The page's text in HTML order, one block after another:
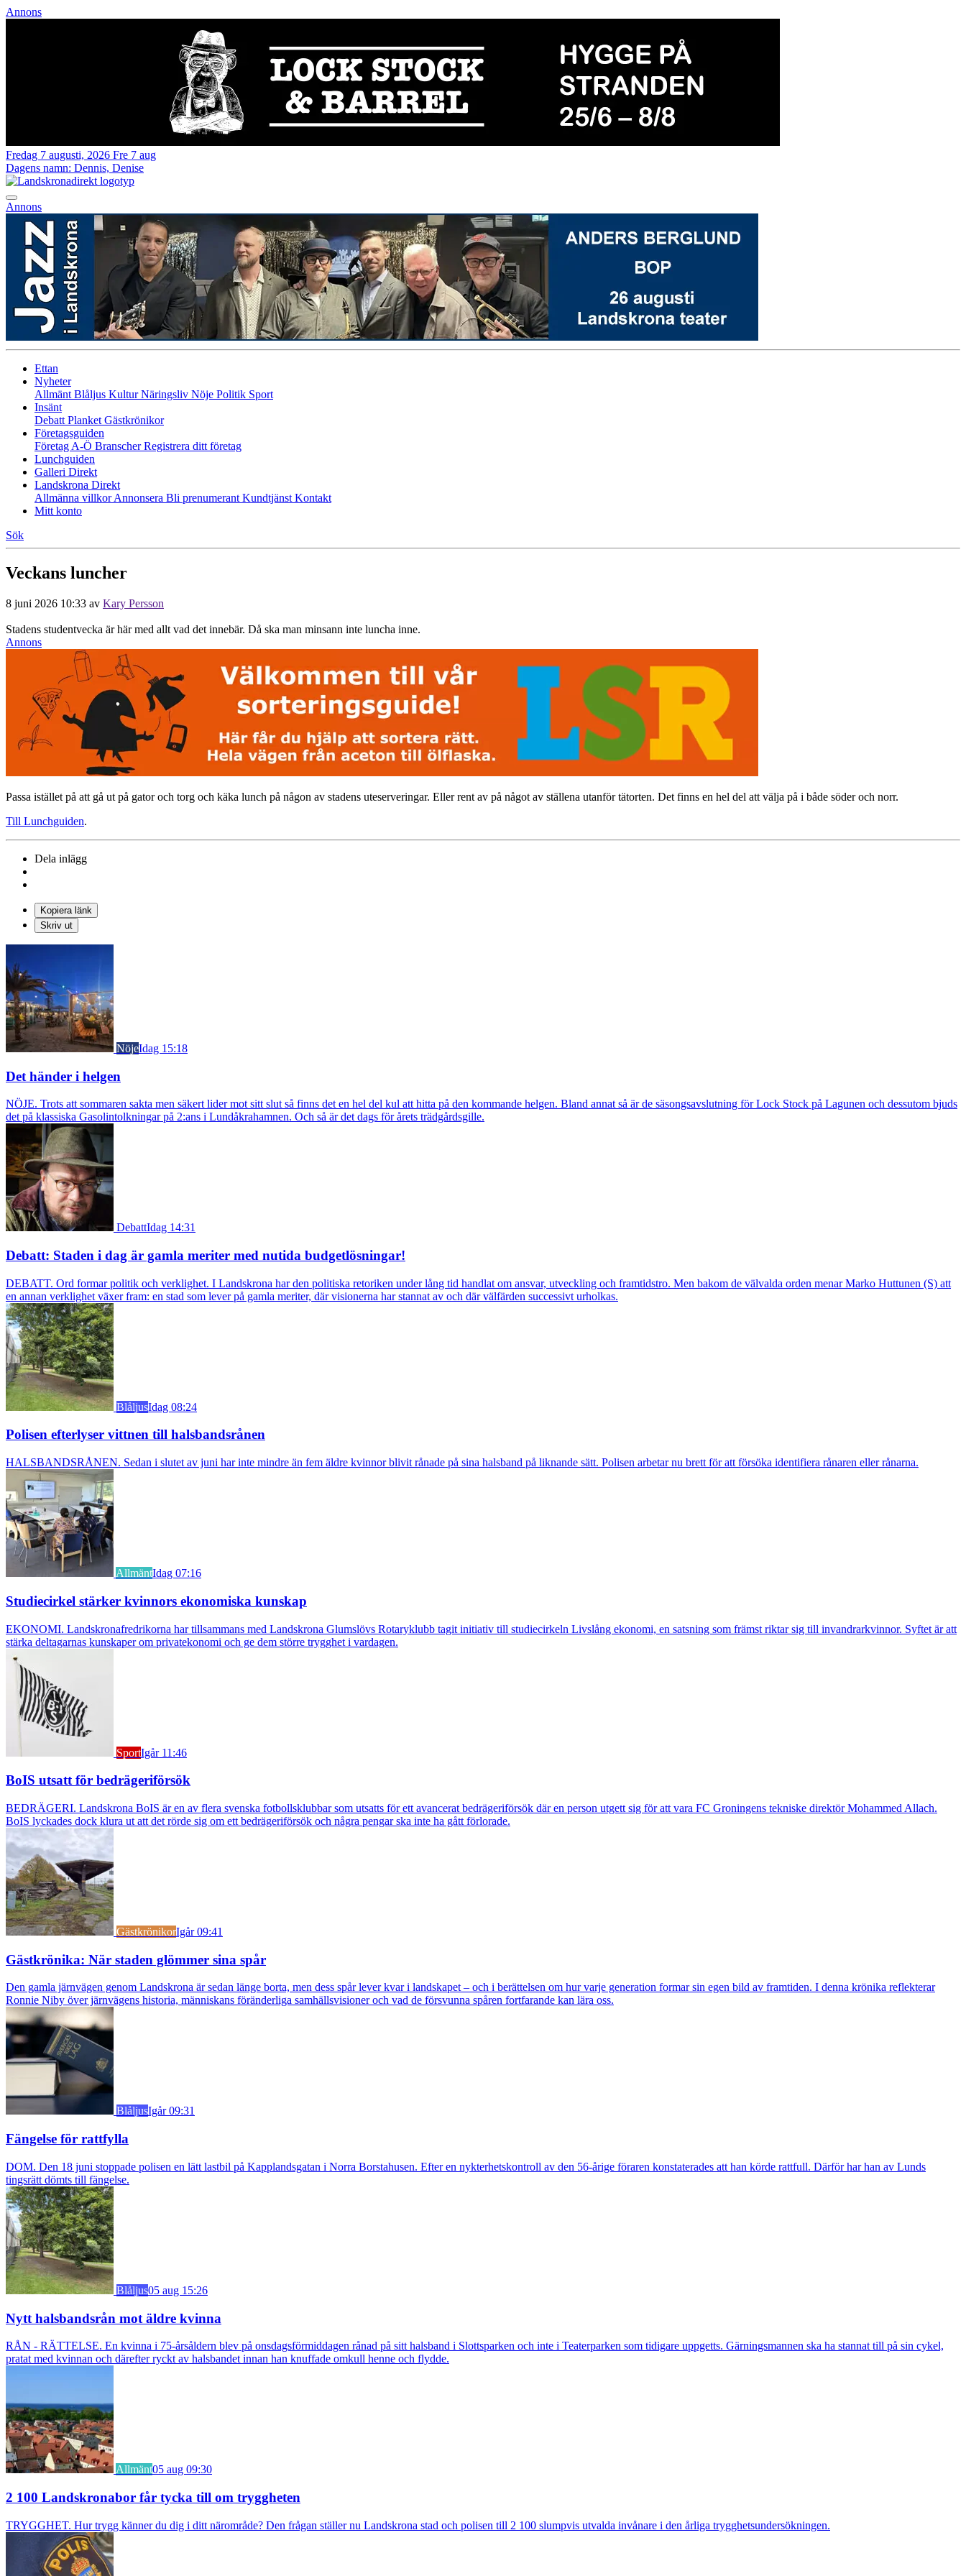
Annons
Fredag 7 augusti, 2026 Fre 7 aug
Dagens namn: Dennis, Denise
Annons
Ettan
Nyheter
Allmänt Blåljus KulturNäringsliv Nöje Politik Sport
Insänt
Debatt Planket Gästkrönikor
Företagsguiden
Företag A-Ö BranscherRegistrera ditt företag
Lunchguiden
Galleri Direkt
Landskrona Direkt
Allmänna villkorAnnonsera Bli prenumerant Kundtjänst Kontakt
Mitt konto
Sök
Veckans luncher
8 juni 2026 10:33 av Kary Persson
Stadens studentvecka är här med allt vad det innebär. Då ska man minsann inte luncha inne.
Annons
Passa istället på att gå ut på gator och torg och käka lunch på någon av stadens uteserveringar. Eller rent av på något av ställena utanför tätorten. Det finns en hel del att välja på i både söder och norr.
Till Lunchguiden.
Dela inlägg
Kopiera länk
Skriv ut
NöjeIdag 15:18
Det händer i helgen
NÖJE. Trots att sommaren sakta men säkert lider mot sitt slut så finns det en hel del kul att hitta på den kommande helgen. Bland annat så är de säsongsavslutning för Lock Stock på Lagunen och dessutom bjuds
det på klassiska Gasolintolkningar på 2:ans i Lundåkrahamnen. Och så är det dags för årets trädgårdsgille.
DebattIdag 14:31
Debatt: Staden i dag är gamla meriter med nutida budgetlösningar!
DEBATT. Ord formar politik och verklighet. I Landskrona har den politiska retoriken under lång tid handlat om ansvar, utveckling och framtidstro. Men bakom de välvalda orden menar Marko Huttunen (S) att
en annan verklighet växer fram: en stad som lever på gamla meriter, där visionerna har stannat av och där välfärden successivt urholkas.
BlåljusIdag 08:24
Polisen efterlyser vittnen till halsbandsrånen
HALSBANDSRÅNEN. Sedan i slutet av juni har inte mindre än fem äldre kvinnor blivit rånade på sina halsband på liknande sätt. Polisen arbetar nu brett för att försöka identifiera rånaren eller rånarna.
AllmäntIdag 07:16
Studiecirkel stärker kvinnors ekonomiska kunskap
EKONOMI. Landskronafredrikorna har tillsammans med Landskrona Glumslövs Rotaryklubb tagit initiativ till studiecirkeln Livslång ekonomi, en satsning som främst riktar sig till invandrarkvinnor. Syftet är att
stärka deltagarnas kunskaper om privatekonomi och ge dem större trygghet i vardagen.
SportIgår 11:46
BoIS utsatt för bedrägeriförsök
BEDRÄGERI. Landskrona BoIS är en av flera svenska fotbollsklubbar som utsatts för ett avancerat bedrägeriförsök där en person utgett sig för att vara FC Groningens tekniske direktör Mohammed Allach.
BoIS lyckades dock klura ut att det rörde sig om ett bedrägeriförsök och några pengar ska inte ha gått förlorade.
GästkrönikorIgår 09:41
Gästkrönika: När staden glömmer sina spår
Den gamla järnvägen genom Landskrona är sedan länge borta, men dess spår lever kvar i landskapet – och i berättelsen om hur varje generation formar sin egen bild av framtiden. I denna krönika reflekterar
Ronnie Niby över järnvägens historia, människans föränderliga samhällsvisioner och vad de försvunna spåren fortfarande kan lära oss.
BlåljusIgår 09:31
Fängelse för rattfylla
DOM. Den 18 juni stoppade polisen en lätt lastbil på Kapplandsgatan i Norra Borstahusen. Efter en nykterhetskontroll av den 56-årige föraren konstaterades att han körde rattfull. Därför har han av Lunds
tingsrätt dömts till fängelse.
Blåljus05 aug 15:26
Nytt halsbandsrån mot äldre kvinna
RÅN - RÄTTELSE. En kvinna i 75-årsåldern blev på onsdagsförmiddagen rånad på sitt halsband i Slottsparken och inte i Teaterparken som tidigare uppgetts. Gärningsmannen ska ha stannat till på sin cykel,
pratat med kvinnan och därefter ryckt av halsbandet innan han knuffade omkull henne och flydde.
Allmänt05 aug 09:30
2 100 Landskronabor får tycka till om tryggheten
TRYGGHET. Hur trygg känner du dig i ditt närområde? Den frågan ställer nu Landskrona stad och polisen till 2 100 slumpvis utvalda invånare i den årliga trygghetsundersökningen.